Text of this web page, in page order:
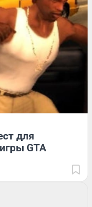
для
GTA